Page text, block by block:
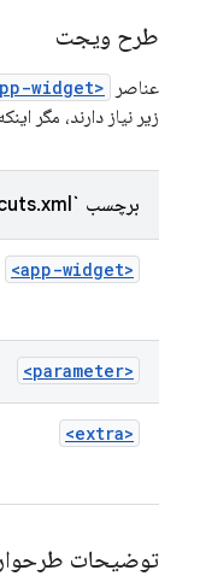
طرح ویجت
عناصر <app-widget>
زیر نیاز دارند، مگر
برچسب `shortcuts.xml`
<app-widget>
<parameter>
<extra>
توضیحات